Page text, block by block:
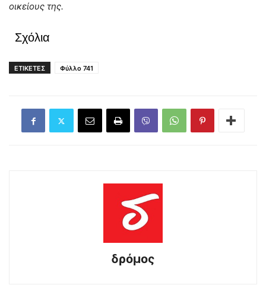
οικείους της.
Σχόλια
ΕΤΙΚΕΤΕΣ Φύλλο 741
δρόμος